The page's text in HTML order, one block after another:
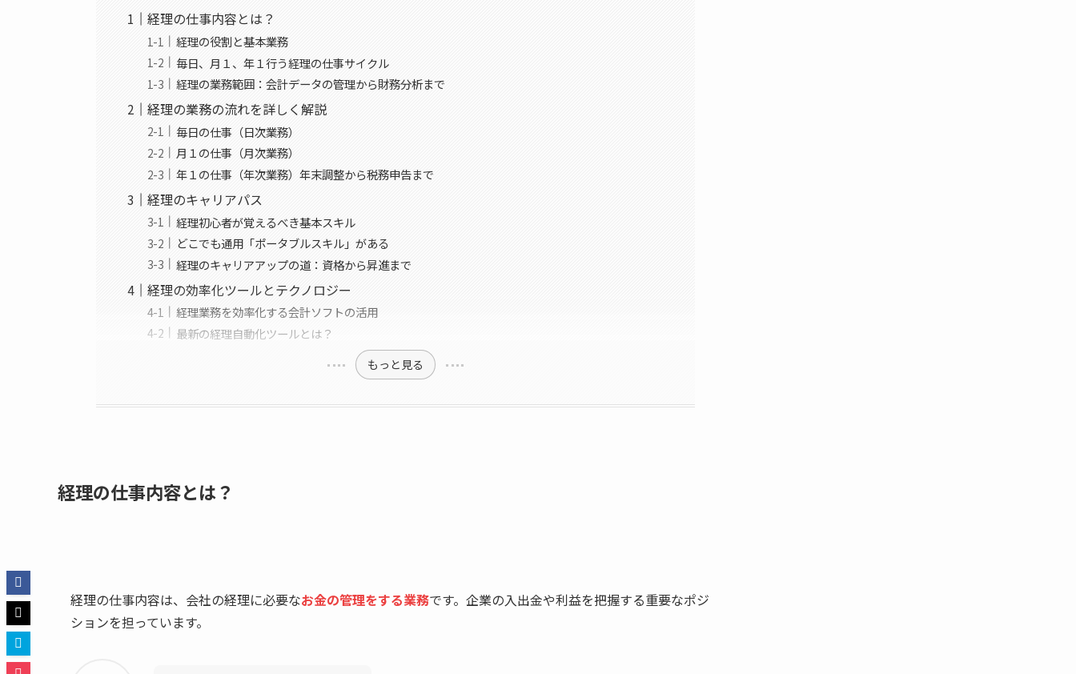
経理の仕事内容とは？
経理の役割と基本業務
毎日、月１、年１行う経理の仕事サイクル
経理の業務範囲：会計データの管理から財務分析まで
経理の業務の流れを詳しく解説
毎日の仕事（日次業務）
月１の仕事（月次業務）
年１の仕事（年次業務）年末調整から税務申告まで
経理のキャリアパス
経理初心者が覚えるべき基本スキル
どこでも通用「ポータブルスキル」がある
経理のキャリアアップの道：資格から昇進まで
経理の効率化ツールとテクノロジー
経理業務を効率化する会計ソフトの活用
最新の経理自動化ツールとは？
もっと見る
経理の仕事内容とは？
経理の仕事内容は、会社の経理に必要なお金の管理をする業務です。企業の入出金や利益を把握する重要なポジ
ションを担っています。